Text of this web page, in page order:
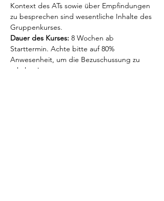
Kontext des ATs sowie über Empfindungen
zu besprechen sind wesentliche Inhalte des
Gruppenkurses.
Dauer des Kurses: 8 Wochen ab
Starttermin. Achte bitte auf 80%
Anwesenheit, um die Bezuschussung zu
erhalten!